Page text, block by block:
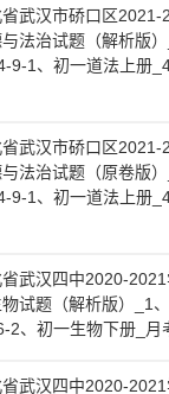
武汉市硚口区2021-
与法治试题（解析版
9-1、初一道法上册
武汉市硚口区2021-
与法治试题（原卷版
9-1、初一道法上册
武汉四中2020-
试题（解析版）_1
2、初一生物下册_月
武汉四中2020-